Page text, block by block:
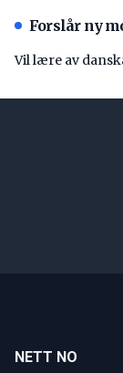
Forslår ny
Vil lære av
NETT NO